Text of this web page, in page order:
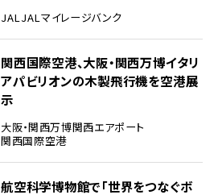
JAL JALマイレージバンク
関西国際空港、大阪・関西万博イタリ
アパビリオンの木製飛行機を空港展
示
大阪・関西万博関西エアポート
関西国際空港
航空科学博物館で「世界をつなぐボ